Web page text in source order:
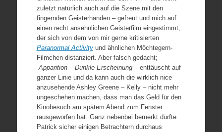
zuletzt natürlich auch auf die Szene mit den
fingernden Geisterhänden – gefreut und mich auf
einen recht ansehnlichen Geisterfilm eingestimmt,
der sich von dem von mir gerne kritisierten
Paranormal Activityund ähnlichen Möchtegern-
Filmchen distanziert. Aber falsch gedacht;
Apparition – Dunkle Erscheinung –enttäuscht auf
ganzer Linie und da kann auch die wirklich nice
anzusehende Ashley Greene – Kelly – nicht mehr
ungeschehen machen, dass man das Geld für den
Kinobesuch am spätem Abend zum Fenster
rausgeworfen hat. Ganz nebenbei bemerkt dürfte
Patrick sicher einigen Betrachtern durchaus